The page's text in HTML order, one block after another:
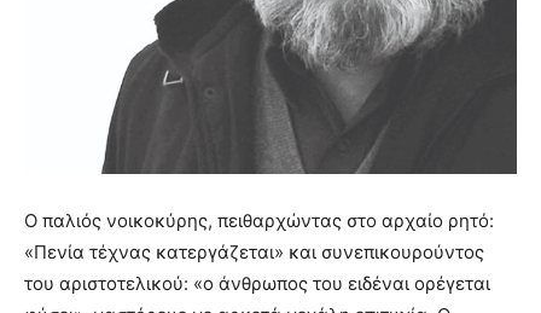
Ο παλιός νοικοκύρης, πειθαρχώντας στο αρχαίο ρητό:
«Πενία τέχνας κατεργάζεται» και συνεπικουρούντος
του αριστοτελικού: «ο άνθρωπος του ειδέναι ορέγεται